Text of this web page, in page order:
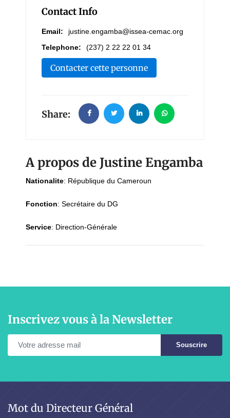
Contact Info
Email:
justine.engamba@issea-cemac.org
Telephone:
(237) 2 22 22 01 34
Contacter cette personne
Share:
A propos de Justine Engamba
Nationalite: République du Cameroun
Fonction: Secrétaire du DG
Service: Direction-Générale
Inscrivez vous à la Newsletter
Souscrire
Mot du Directeur Général